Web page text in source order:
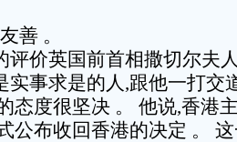
善 。
评价英国前首相撒切尔夫
实事求是的人,跟他一打交
态度很坚决 。 他说,香港
公布收回香港的决定 。